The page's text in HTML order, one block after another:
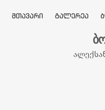
ᲛᲗᲐᲕᲐᲠᲘ ᲒᲐᲚᲔᲠᲔᲐ